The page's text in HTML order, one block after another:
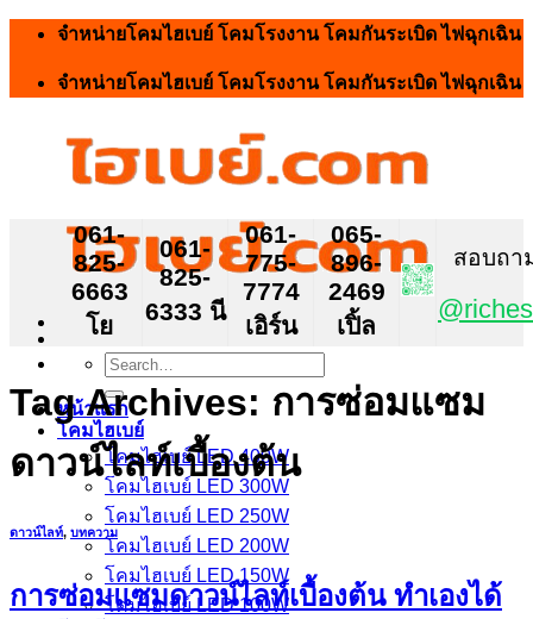
Skip
content
จำหน่ายโคมไฮเบย์ โคมโรงงาน โคมกันระเบิด ไฟฉุกเฉิน
จำหน่ายโคมไฮเบย์ โคมโรงงาน โคมกันระเบิด ไฟฉุกเฉิน
Search
for:
หน้าแรก
โคมไฮเบย์
โคมไฮเบย์ LED 400W
โคมไฮเบย์ LED 300W
โคมไฮเบย์ LED 250W
โคมไฮเบย์ LED 200W
โคมไฮเบย์ LED 150W
โคมไฮเบย์ LED 100W
061-
825-
6663
โย
061-
825-
6333 นี
061-
775-
7774
เอิร์น
065-
896-
2469
เปิ้ล
สอบถา
Tag Archives: การซ่อมแซม
ดาวน์ไลท์เบื้องต้น
ดาวน์ไลท์, บทความ
การซ่อมแซมดาวน์ไลท์เบื้องต้น ทำเองได้